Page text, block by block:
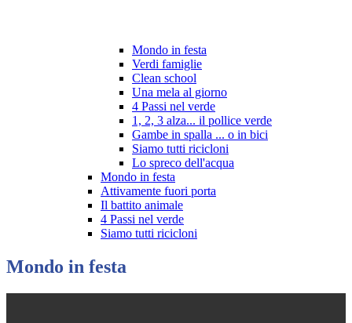
Mondo in festa
Verdi famiglie
Clean school
Una mela al giorno
4 Passi nel verde
1, 2, 3 alza... il pollice verde
Gambe in spalla ... o in bici
Siamo tutti ricicloni
Lo spreco dell'acqua
Mondo in festa
Attivamente fuori porta
Il battito animale
4 Passi nel verde
Siamo tutti ricicloni
Mondo in festa